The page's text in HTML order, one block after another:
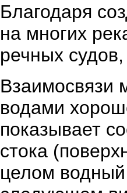
Благодаря
на многих
речных
Взаимосвязи
водами
показывает
стока
целом